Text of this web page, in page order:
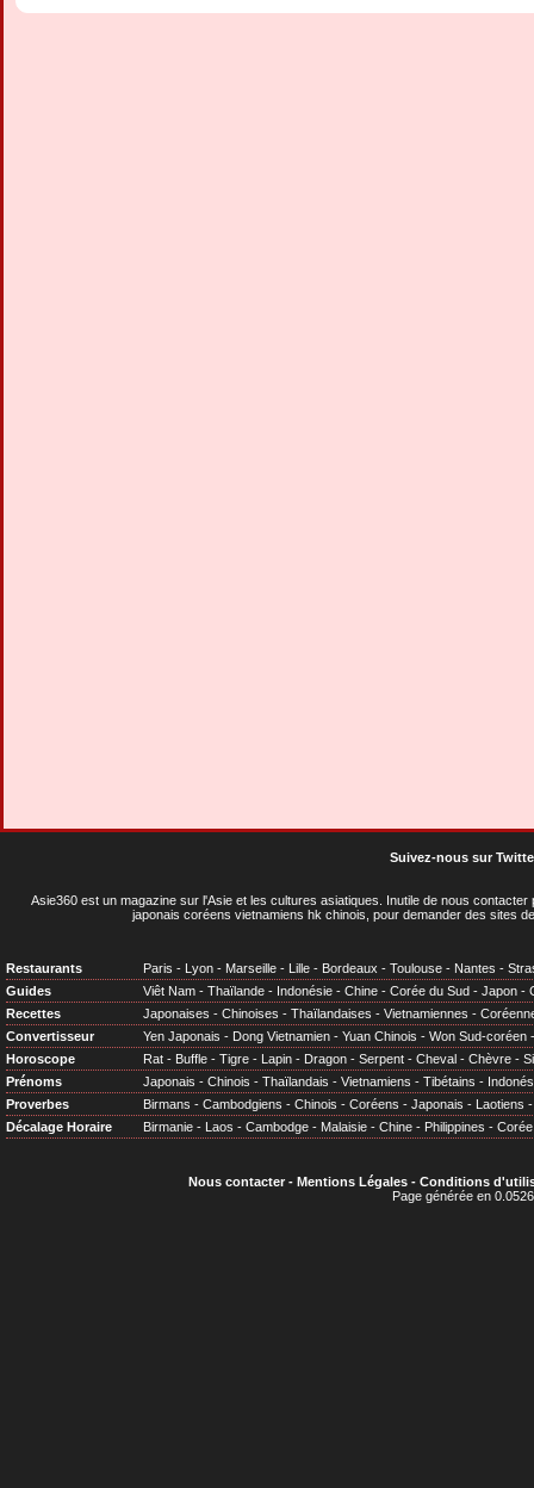
Suivez-nous sur
Asie360 est un magazine sur l'Asie et les cultures asiatiques . Inutile de nous
japonais coréens vietnamiens hk chinois, pour demander des sites
Restaurants Paris - Lyon - Marseille - Lille - Bordeaux - Toulouse - Nantes -
Guides
Viêt Nam - Thaïlande - Indonésie - Chine - Corée du Sud - Japon -
Recettes
Japonaises - Chinoises - Thaïlandaises - Vietnamiennes -
Convertisseur
Yen Japonais - Dong Vietnamien - Yuan Chinois - Won Sud-coréen
Horoscope
Rat - Buffle - Tigre - Lapin - Dragon - Serpent - Cheval - Chèvre -
Prénoms
Japonais - Chinois - Thaïlandais - Vietnamiens - Tibétains -
Proverbes
Birmans - Cambodgiens - Chinois - Coréens - Japonais - Laotiens
Décalage Horaire
Birmanie - Laos - Cambodge - Malaisie - Chine - Philippines - Corée
Nous contacter- Mentions Légales- Conditions
Page générée en